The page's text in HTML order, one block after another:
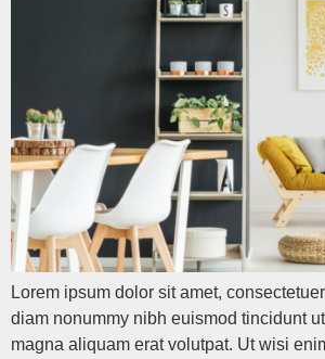
Lorem ipsum dolor sit amet,
diam nonummy nibh euismod tincidunt
magna aliquam erat volutpat. Ut wisi